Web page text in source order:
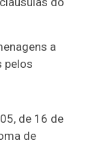
a
pelos
de 16 de
de